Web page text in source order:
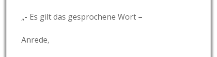
„- Es gilt das gesprochene Wort –
Anrede,